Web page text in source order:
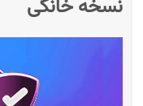
نسخه خانگی